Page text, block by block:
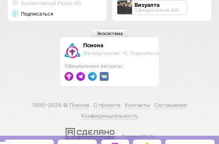
Коллективный Разум КО
Подписаться
Визуалта
Официальный хаб
Псиона
Метаорганизм Поделиться
Официальные ресурсы:
Экосистема
1995–2026 © Псиона О проекте Контакты
Соглашение
Конфиденциальность
С нами КО 🕉️